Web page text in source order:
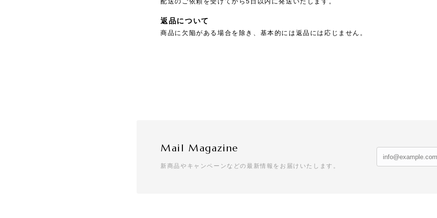
返品について
商品に欠陥がある場合を除き、基本的には返品には応じません。
Mail Magazine
新商品やキャンペーンなどの最新情報をお届けいたします。